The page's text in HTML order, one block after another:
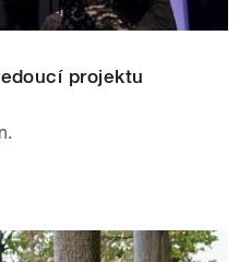
projektu